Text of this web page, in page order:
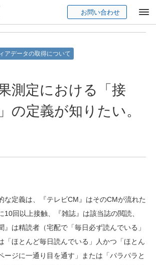
お問い合わせ
アデータの取得について
測定における「接
の定義が知りたい。
な定義は、『テレビCM』はそのCMが流れた
10回以上接触、『雑誌』は該当誌の閲読、
』は精読者（宅配で「毎日必ず読んでいる」
「ほとんど毎日読んでいる」人かつ「ほとん
ージに一通り目を通す」または「パラパラと